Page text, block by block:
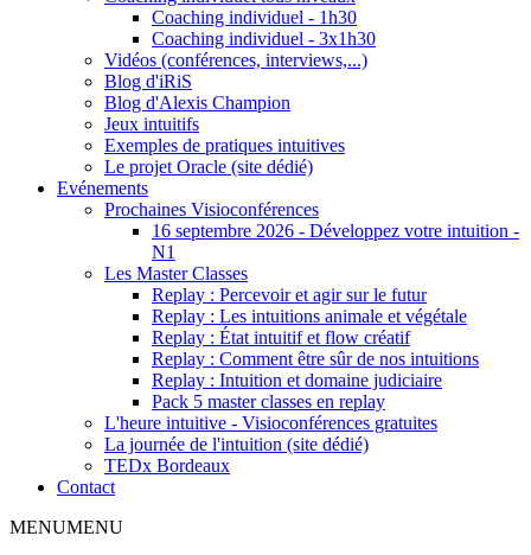
Coaching individuel - 1h30
Coaching individuel - 3x1h30
Vidéos (conférences, interviews,...)
Blog d'iRiS
Blog d'Alexis Champion
Jeux intuitifs
Exemples de pratiques intuitives
Le projet Oracle (site dédié)
Evénements
Prochaines Visioconférences
16 septembre 2026 - Développez votre intuition -
N1
Les Master Classes
Replay : Percevoir et agir sur le futur
Replay : Les intuitions animale et végétale
Replay : État intuitif et flow créatif
Replay : Comment être sûr de nos intuitions
Replay : Intuition et domaine judiciaire
Pack 5 master classes en replay
L'heure intuitive - Visioconférences gratuites
La journée de l'intuition (site dédié)
TEDx Bordeaux
Contact
MENUMENU